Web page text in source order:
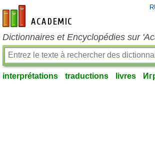
fr-academic.com
Dictionnaires et Encyclopédies sur
interprétations traductions livres